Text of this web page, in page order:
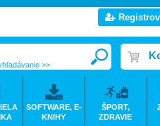
>>
SOFTWARE, E-
KNIHY
ŠPORT,
ZDRAVIE